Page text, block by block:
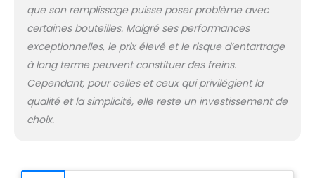
que son remplissage puisse poser problème avec
certaines bouteilles. Malgré ses performances
exceptionnelles, le prix élevé et le risque d’entartrage
à long terme peuvent constituer des freins.
Cependant, pour celles et ceux qui privilégient la
qualité et la simplicité, elle reste un investissement de
choix.